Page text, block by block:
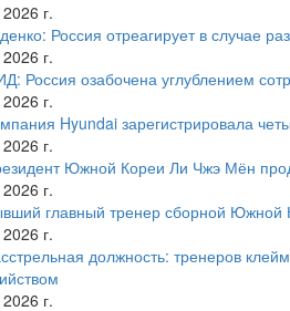
г.
Россия отреагирует в случае
г.
Россия озабочена углублением
г.
Hyundai зарегистрировала
г.
Южной Кореи Ли Чжэ Мён
г.
главный тренер сборной Южной
г.
должность: тренеров
г.